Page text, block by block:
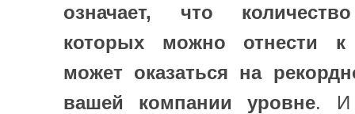
означает, что
которых можно отнести к
может оказаться на
вашей компании уровне. И